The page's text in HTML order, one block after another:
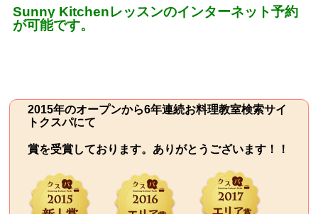
Sunny Kitchenレッスンのインターネット予約
が可能です。
2015年のオープンから6年連続お料理教室検索サイ
トクスパにて
賞を受賞しております。ありがとうございます！！